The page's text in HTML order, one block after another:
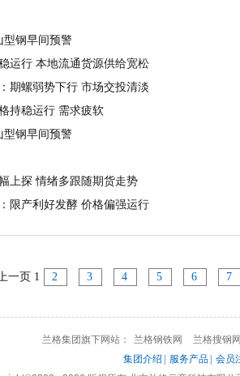
型钢早间预警
运行 本地流通货源供给宽松
期螺弱势下行 市场交投清淡
持稳运行 需求疲软
型钢早间预警
上探 情绪多跟随期货走势
限产利好发酵 价格偏强运行
一页 1 2 3 4 5 6 7